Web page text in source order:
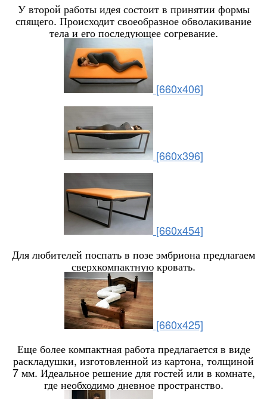
У второй работы идея состоит в принятии формы
спящего. Происходит своеобразное обволакивание
тела и его последующее согревание.
[660x406]
[660x396]
[660x454]
Для любителей поспать в позе эмбриона предлагаем
сверхкомпактную кровать.
[660x425]
Еще более компактная работа предлагается в виде
раскладушки, изготовленной из картона, толщиной
7 мм. Идеальное решение для гостей или в комнате,
где необходимо дневное пространство.